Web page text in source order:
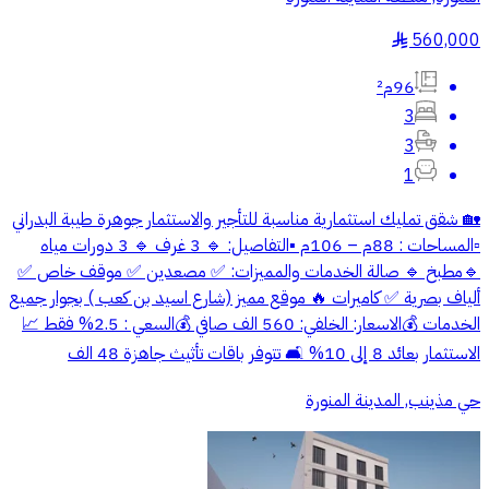
560,000
§
96م²
3
3
1
🏡 شقق تمليك استثمارية مناسبة للتأجير والاستثمار جوهرة طيبة البدراني
▫️المساحات : 88م – 106م ▪️التفاصيل: 🔹 3 غرف 🔹 3 دورات مياه
🔹⁠مطبخ 🔹 ⁠صالة الخدمات والمميزات: ✅ مصعدين ✅ موقف خاص ✅
ألياف بصرية ✅ كاميرات 🔥 موقع مميز (شارع اسيد بن كعب ) بجوار جميع
الخدمات 💰الاسعار: الخلفي: 560 الف صافي 💰السعي : 2.5% فقط 📈
الاستثمار بعائد 8 إلى 10% 🛋️ تتوفر باقات تأثيث جاهزة 48 الف
حي مذينب, المدينة المنورة